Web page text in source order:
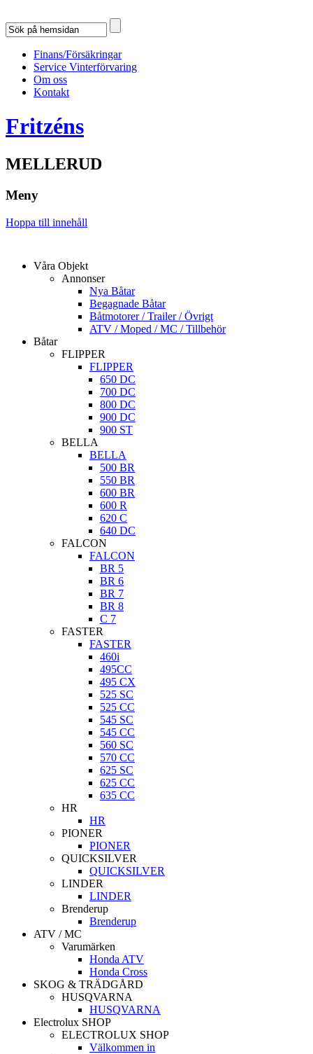
Finans/Försäkringar
Service Vinterförvaring
Om oss
Kontakt
Fritzéns
MELLERUD
Meny
Hoppa till innehåll
Våra Objekt
Annonser
Nya Båtar
Begagnade Båtar
Båtmotorer / Trailer / Övrigt
ATV / Moped / MC / Tillbehör
Båtar
FLIPPER
FLIPPER
650 DC
700 DC
800 DC
900 DC
900 ST
BELLA
BELLA
500 BR
550 BR
600 BR
600 R
620 C
640 DC
FALCON
FALCON
BR 5
BR 6
BR 7
BR 8
C 7
FASTER
FASTER
460i
495CC
495 CX
525 SC
525 CC
545 SC
545 CC
560 SC
570 CC
625 SC
625 CC
635 CC
HR
HR
PIONER
PIONER
QUICKSILVER
QUICKSILVER
LINDER
LINDER
Brenderup
Brenderup
ATV / MC
Varumärken
Honda ATV
Honda Cross
SKOG & TRÄDGÅRD
HUSQVARNA
HUSQVARNA
Electrolux SHOP
ELECTROLUX SHOP
Välkommen in